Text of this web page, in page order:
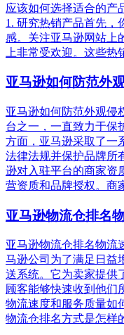
应该如何选择适合的产
1. 研究热销产品首先，
感。关注亚马逊网站上
上非常受欢迎。这些热
亚马逊如何防范外
亚马逊如何防范外观侵
台之一，一直致力于保
方面，亚马逊采取了一
法律法规并保护品牌所
逊对入驻平台的商家资
营资质和品牌授权。商
亚马逊物流仓排名
亚马逊物流仓排名物流
马逊公司为了满足日益
送系统。它为卖家提供
顾客能够快速收到他们
物流速度和服务质量如
物流仓排名方式是怎样